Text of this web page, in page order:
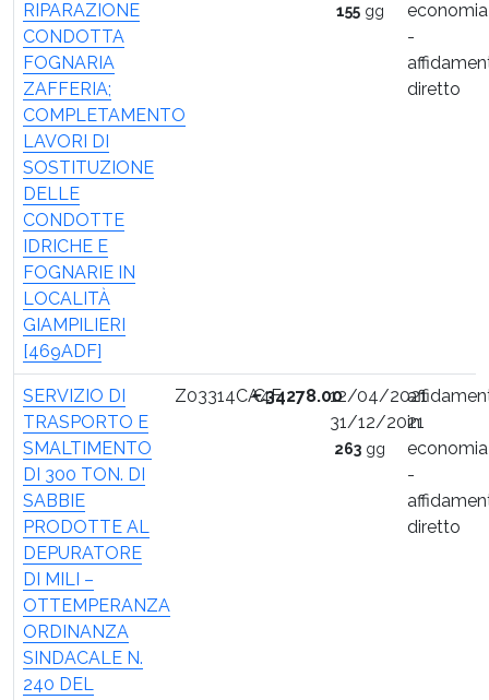
RIPARAZIONE
CONDOTTA
FOGNARIA
ZAFFERIA;
COMPLETAMENTO
LAVORI DI
SOSTITUZIONE
DELLE
CONDOTTE
IDRICHE E
FOGNARIE IN
LOCALITÀ
GIAMPILIERI
[469ADF]
155gg
economia
-
diretto
SERVIZIO DI
TRASPORTO E
SMALTIMENTO
DI 300 TON. DI
SABBIE
PRODOTTE AL
DEPURATORE
DI MILI –
OTTEMPERANZA
ORDINANZA
SINDACALE N.
240 DEL
Z03314CA4F
€34278.0012/04/2021
31/12/2021
263 gg
in
economia
-
diretto